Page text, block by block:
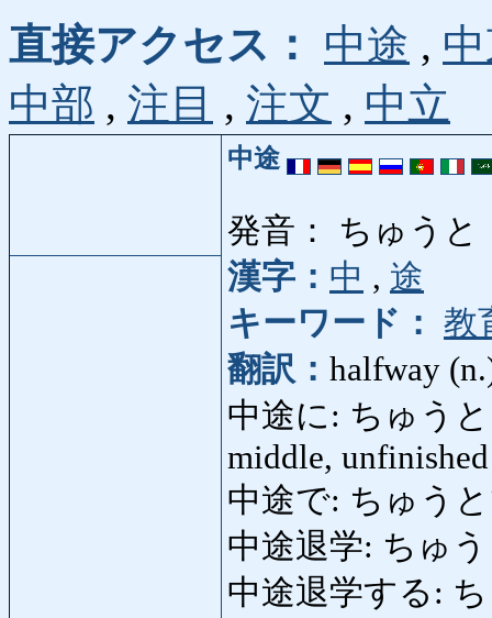
直接アクセス： 中途 ,
中部 , 注目 , 注文 , 中立
中途
発音： ちゅうと
漢字： 中 , 途
キーワード： 教
翻訳： halfway
中途に: ちゅうと
middle, unfinished
中途で: ちゅう
中途退学: ちゅ
中途退学する: